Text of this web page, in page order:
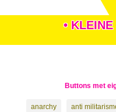
•
Buttons met
anarchy anti